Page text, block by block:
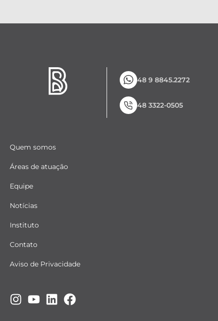
48 9 8845.2272
48 3322-0505
Quem somos
Áreas de atuação
Equipe
Notícias
Instituto
Contato
Aviso de Privacidade